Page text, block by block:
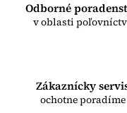
Odborné
v oblasti
Zákaznícky
ochotne poradíme